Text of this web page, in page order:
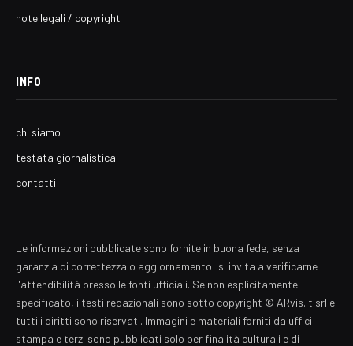
note legali / copyright
INFO
chi siamo
testata giornalistica
contatti
Le informazioni pubblicate sono fornite in buona fede, senza
garanzia di correttezza o aggiornamento: si invita a verificarne
l'attendibilità presso le fonti ufficiali. Se non esplicitamente
specificato, i testi redazionali sono sotto copyright © ARvis.it srl e
tutti i diritti sono riservati. Immagini e materiali forniti da uffici
stampa e terzi sono pubblicati solo per finalità culturali e di